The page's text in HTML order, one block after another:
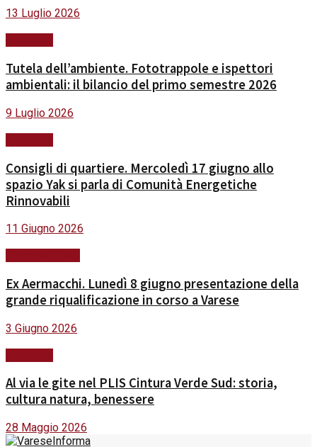
13 Luglio 2026
Tutela dell’ambiente. Fototrappole e ispettori
ambientali: il bilancio del primo semestre 2026
9 Luglio 2026
Consigli di quartiere. Mercoledì 17 giugno allo
spazio Yak si parla di Comunità Energetiche
Rinnovabili
11 Giugno 2026
Ex Aermacchi. Lunedì 8 giugno presentazione della
grande riqualificazione in corso a Varese
3 Giugno 2026
Al via le gite nel PLIS Cintura Verde Sud: storia,
cultura natura, benessere
28 Maggio 2026